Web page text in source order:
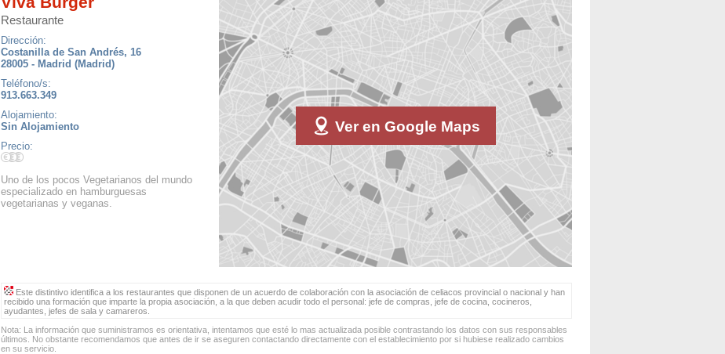
Ver en Google Maps
Restaurante
Dirección:
Costanilla de San Andrés, 16
28005 - Madrid (Madrid)
Teléfono/s:
913.663.349
Alojamiento:
Sin Alojamiento
Precio:
Uno de los pocos Vegetarianos del mundo
especializado en hamburguesas
vegetarianas y veganas.
Este distintivo identifica a los restaurantes que disponen de un acuerdo de colaboración con la asociación de celiacos provincial o nacional y han
recibido una formación que imparte la propia asociación, a la que deben acudir todo el personal: jefe de compras, jefe de cocina, cocineros,
ayudantes, jefes de sala y camareros.
Nota: La información que suministramos es orientativa, intentamos que esté lo mas actualizada posible contrastando los datos con sus responsables
últimos. No obstante recomendamos que antes de ir se aseguren contactando directamente con el establecimiento por si hubiese realizado cambios
en su servicio.